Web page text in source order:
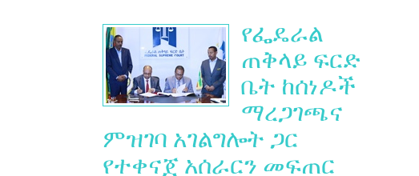
የፌዴራል
ጠቅላይ ፍርድ
ቤት ከሰነዶች
ማረጋገጫና
ምዝገባ አገልግሎት ጋር
የተቀናጀ አሰራርን መፍጠር